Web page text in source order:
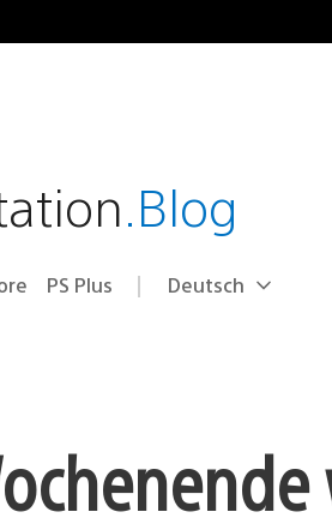
.Blog
PS Plus Select
Aktuelle
Deutsch